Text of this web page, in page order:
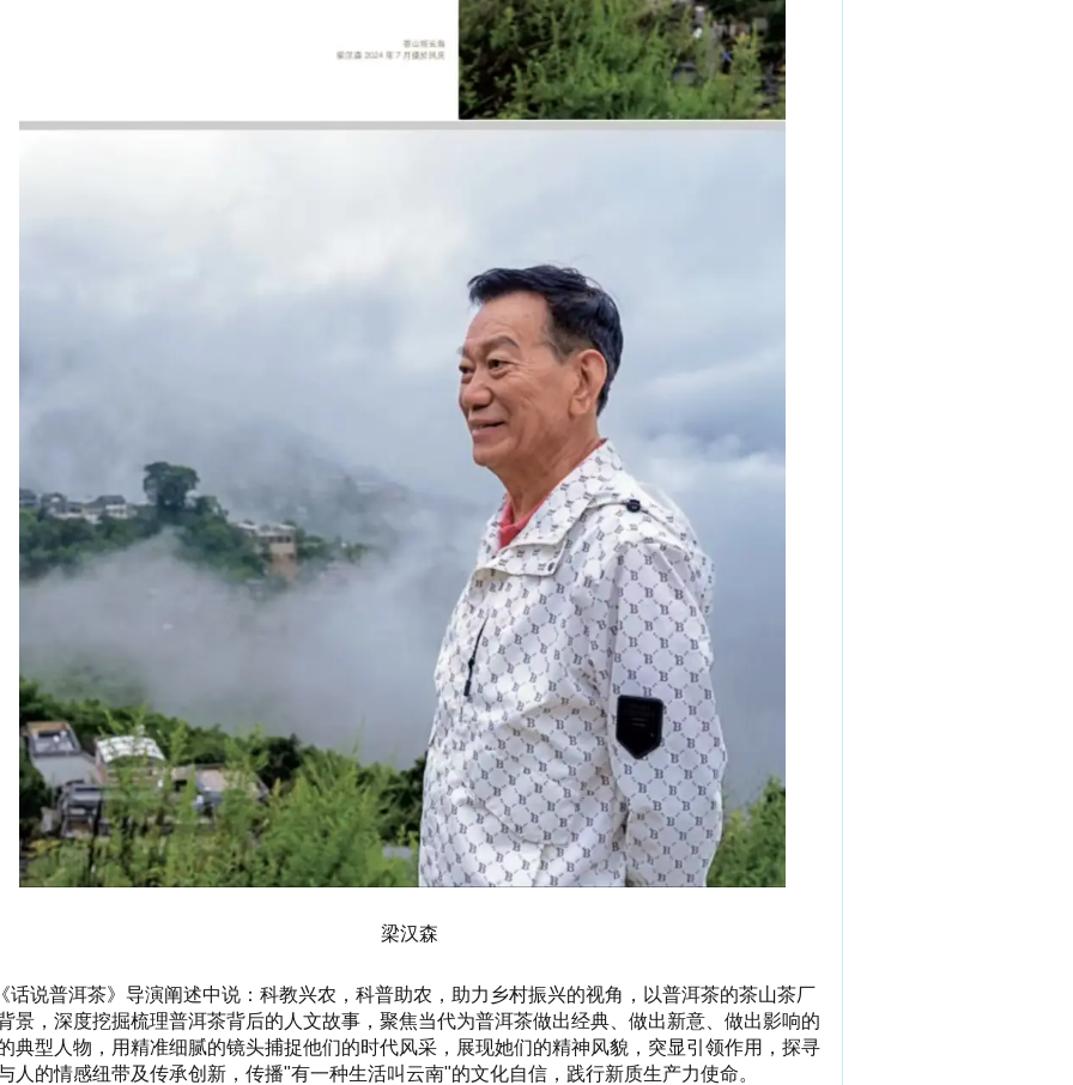
梁汉森
《话说普洱茶》导演阐述中说：科教兴农，科普助农，助力乡村振兴的视角，以普洱茶的茶山茶厂
景，深度挖掘梳理普洱茶背后的人文故事，聚焦当代为普洱茶做出经典、做出新意、做出影响的
典型人物，用精准细腻的镜头捕捉他们的时代风采，展现她们的精神风貌，突显引领作用，探寻
人的情感纽带及传承创新，传播"有一种生活叫云南"的文化自信，践行新质生产力使命。